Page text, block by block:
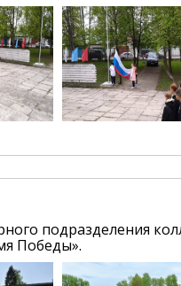
подразделения
Победы».